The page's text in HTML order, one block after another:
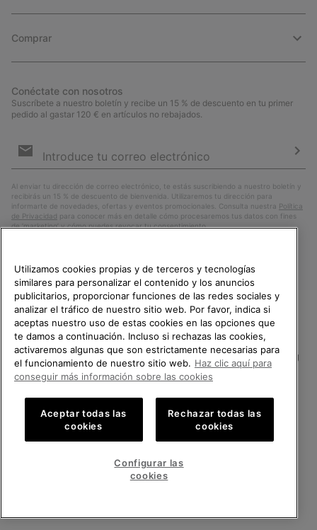
Comprar
Conéctate con nosotros
Suscríbete a nuestro boletín y recibe un 15 % de descuento en tu primer
pedido al gastar 120 € en artículos no rebajados.
de
Al enviar tu dirección de correo electrónico, te estás suscribiendo a nuestro boletín y
recibirás un 15 % de descuento de bienvenida. Utilizaremos tu dirección para
informarte de novedades, ofertas y eventos promocionales. Consulta nuestra Política
de Privacidad para conocer más en detalle cómo procesaremos tus datos con fines
de ’marketing’ y cómo puedes revocar tu consentimiento.
España
Política de Privacidad Condiciones De Uso Terminos de Venta
Cookies Impressum Public CBCR
Servicio al cliente: Lu. - Vi. de 9:00 a 13:00 y de 14:00 a 18:00
TE DAMOS LA BIENVENIDA A
SOREL.
POR FAVOR, SELECCIONA TU
PAÍS.
Compras en línea disponibles
United States
VER TODOS LOS PAÍSES
Utilizamos cookies propias y de terceros y tecnologías
similares para personalizar el contenido y los anuncios
publicitarios, proporcionar funciones de las redes sociales y
analizar el tráfico de nuestro sitio web. Por favor, indica si
aceptas nuestro uso de estas cookies en las opciones que
te damos a continuación. Incluso si rechazas las cookies,
activaremos algunas que son estrictamente necesarias para
el funcionamiento de nuestro sitio web. Haz clic aquí para
conseguir más información sobre las cookies
Aceptar todas las
cookies
Rechazar todas las
cookies
Configurar las
cookies